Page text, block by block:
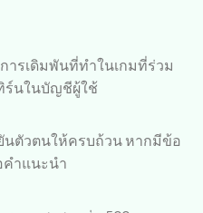
ารเดิมพันที่ทำในเกมที่ร่วม
ร์นในบัญชีผู้ใช้
นตัวตนให้ครบถ้วน หากมีข้อ
คำแนะนำ